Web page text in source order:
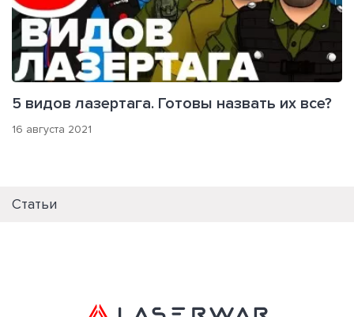
5 видов лазертага. Готовы назвать их все?
16 августа 2021
Статьи